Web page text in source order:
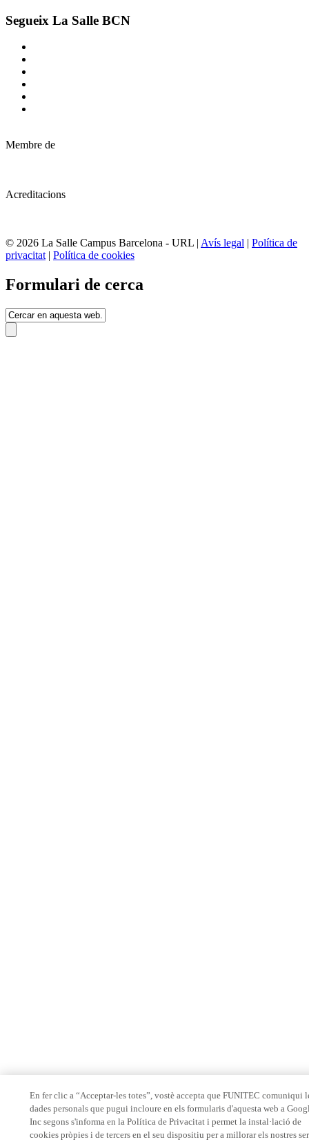
Segueix La Salle BCN
Membre de
Acreditacions
© 2026 La Salle Campus Barcelona - URL | Avís legal | Política de
privacitat | Política de cookies
Formulari de cerca
En fer clic a “Acceptar-les totes”, vostè accepta que FUNITEC comuniqui
dades personals que pugui incloure en els formularis d'aquesta web a
Inc segons s'informa en la Política de Privacitat i permet la instal·lació de
cookies pròpies i de tercers en el seu dispositiu per a millorar els nostres